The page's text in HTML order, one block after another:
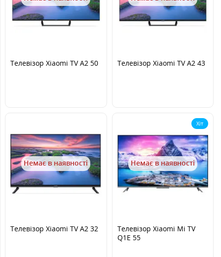
Телевізор Xiaomi TV A2 50 Телевізор Xiaomi TV A2 43
Немає в наявності
Телевізор Xiaomi TV A2 32
Хіт
Немає в наявності
Телевізор Xiaomi Mi TV
Q1E 55